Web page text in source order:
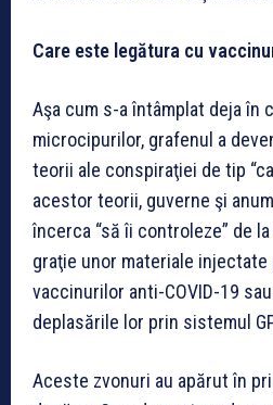
Care este legătura cu
Aşa cum s-a întâmplat deja în
microcipurilor, grafenul a
teorii ale conspiraţiei de tip
acestor teorii, guverne şi
încerca “să îi controleze” de
graţie unor materiale
vaccinurilor anti-COVID-19
deplasările lor prin sistemul
Aceste zvonuri au apărut în